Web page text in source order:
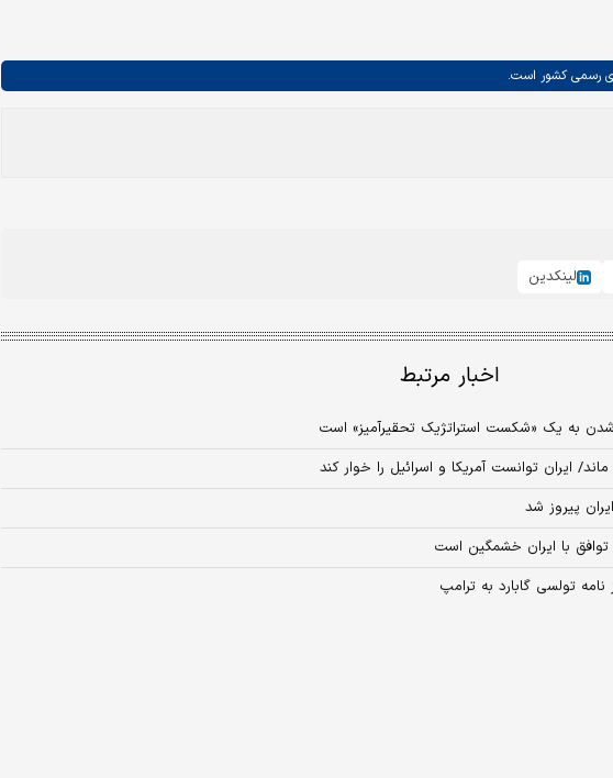
رسمی کشور است.
لینکدین
اخبار مرتبط
شدن به یک «شکست استراتژیک تحقیرآمیز» است
ایران توانست آمریکا و اسرائیل را خوار کند
پیروز شد
با ایران خشمگین است
نامه تولسی گابارد به ترامپ